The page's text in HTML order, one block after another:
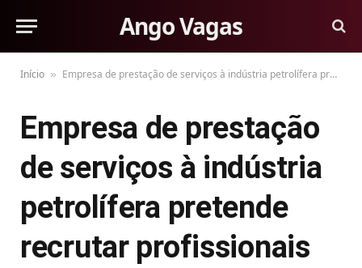
Ango Vagas
Início » Empresa de prestação de serviços à indústria petrolífera pretende recrutar profissionais em 3 áreas
Empresa de prestação
de serviços à indústria
petrolífera pretende
recrutar profissionais